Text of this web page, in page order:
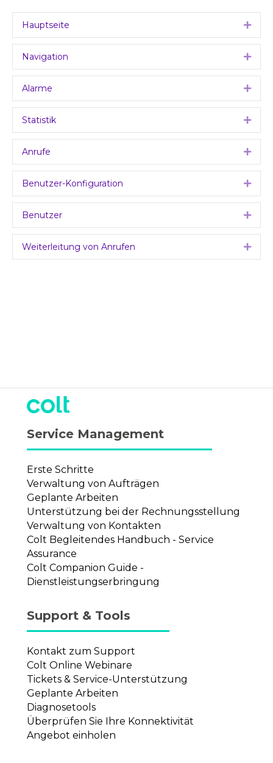
Hauptseite
Navigation
Alarme
Statistik
Anrufe
Benutzer-Konfiguration
Benutzer
Weiterleitung von Anrufen
Service Management
Erste Schritte
Verwaltung von Aufträgen
Geplante Arbeiten
Unterstützung bei der Rechnungsstellung
Verwaltung von Kontakten
Colt Begleitendes Handbuch - Service
Assurance
Colt Companion Guide -
Dienstleistungserbringung
Support & Tools
Kontakt zum Support
Colt Online Webinare
Tickets & Service-Unterstützung
Geplante Arbeiten
Diagnosetools
Überprüfen Sie Ihre Konnektivität
Angebot einholen